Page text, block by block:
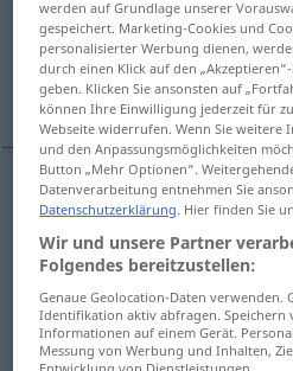
afflict, distress, torment,
pester, torment, plague,
afflict peinigenkörperlich
torment peinigenkörperlich
torture peinigen körperlich
werden auf Grundlage unserer
gespeichert. Marketing-Cookies und
personalisierter Werbung dienen,
durch einen Klick auf den
geben. Klicken Sie ansonsten auf
können Ihre Einwilligung jederzeit für
Webseite widerrufen. Wenn Sie weitere
und den Anpassungsmöglichkeiten
Button „Mehr Optionen“.
Datenverarbeitung entnehmen Sie
Datenschutzerklärung. Hier finden Sie
Wir und unsere Partner
Folgendes bereitzustellen:
Genaue Geolocation-Daten verwenden.
Identifikation aktiv abfragen.
Informationen auf einem Gerät.
Messung von Werbung und Inhalten,